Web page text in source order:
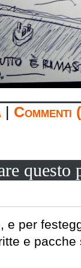
Commenti
questo
e per
e